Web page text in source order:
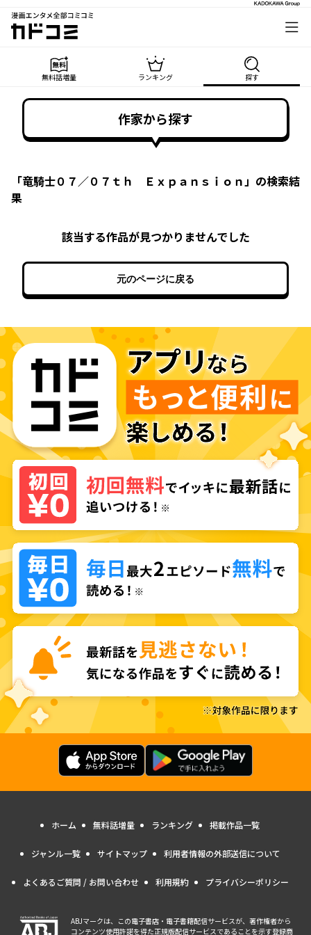
漫画エンタメ全部コミコミ
カドコミ
無料話増量 ランキング 探す
作家から探す
「竜騎士０７／０７ｔｈ Ｅｘｐａｎｓｉｏｎ」の検索結
果
該当する作品が見つかりませんでした
元のページに戻る
ホーム 無料話増量 ランキング 掲載作品一覧
ジャンル一覧 サイトマップ 利用者情報の外部送信について
よくあるご質問 / お問い合わせ 利用規約 プライバシーポリシー
ABJマークは、この電子書店・電子書籍配信サービスが、著作権者から
コンテンツ使用許諾を得た正規版配信サービスであることを示す登録商